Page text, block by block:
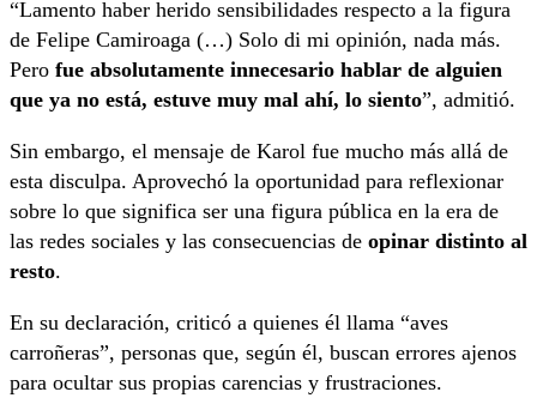
“Lamento haber herido sensibilidades respecto a la figura
de Felipe Camiroaga (…) Solo di mi opinión, nada más.
Pero fue absolutamente innecesario hablar de alguien
que ya no está, estuve muy mal ahí, lo siento”, admitió.
Sin embargo, el mensaje de Karol fue mucho más allá de
esta disculpa. Aprovechó la oportunidad para reflexionar
sobre lo que significa ser una figura pública en la era de
las redes sociales y las consecuencias de opinar distinto al
resto.
En su declaración, criticó a quienes él llama “aves
carroñeras”, personas que, según él, buscan errores ajenos
para ocultar sus propias carencias y frustraciones.